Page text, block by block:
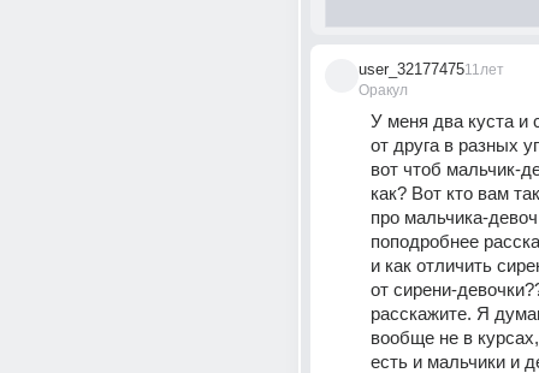
user_32177475
Оракул
11лет
У меня два куста и
от друга в разных
вот чтоб мальчик-
как? Вот кто вам
про мальчика-
поподробнее
и как отличить
от сирени-
расскажите. Я
вообще не в
есть и мальчики и